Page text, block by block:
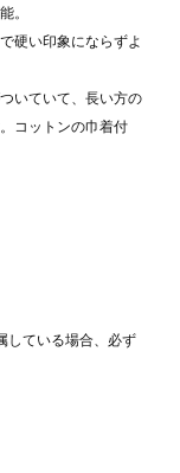
。
硬い印象にならずよ
いていて、長い方の
コットンの巾着付
している場合、必ず